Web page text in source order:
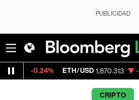
PUBLICIDAD
ETH/USD 1,870.313 -0.27% Visa
CRIPTO